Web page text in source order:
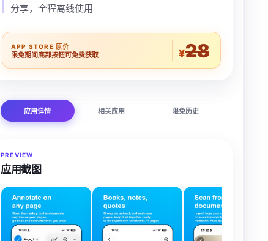
分享，全程离线使用
APP STORE 原价
限免期间底部按钮可免费获取 ¥28
应用详情 相关应用 限免历史
PREVIEW
应用截图